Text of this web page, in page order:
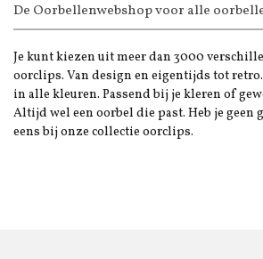
De Oorbellenwebshop voor alle
Je kunt kiezen uit meer dan 3000
oorclips. Van design en eigentijds tot
in alle kleuren. Passend bij je kleren of
Altijd wel een oorbel die past. Heb je geen
eens bij onze collectie oorclips.